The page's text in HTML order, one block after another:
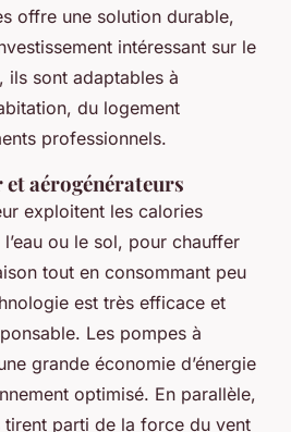
offre une solution durable,
intéressant sur le
ils sont adaptables à
du logement
professionnels.
et aérogénérateurs
exploitent les calories
l’eau ou le sol, pour chauffer
tout en consommant peu
est très efficace et
Les pompes à
grande économie d’énergie
optimisé. En parallèle,
tirent parti de la force du vent